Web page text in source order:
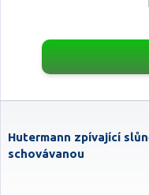
Hutermann zpívající
schovávanou